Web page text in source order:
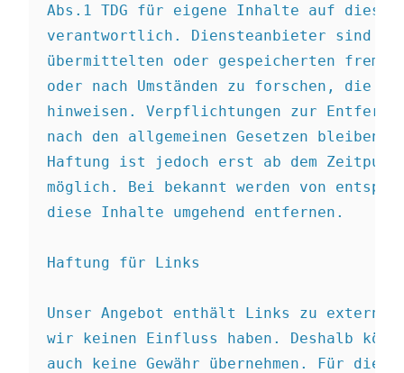
Abs.1 TDG für eigene Inhalte auf
verantwortlich. Diensteanbieter sind
übermittelten oder gespeicherten
oder nach Umständen zu forschen,
hinweisen. Verpflichtungen zur
nach den allgemeinen Gesetzen
Haftung ist jedoch erst ab dem
möglich. Bei bekannt werden von
diese Inhalte umgehend entfernen.
Haftung für Links
Unser Angebot enthält Links zu
wir keinen Einfluss haben. Deshalb
auch keine Gewähr übernehmen. Für